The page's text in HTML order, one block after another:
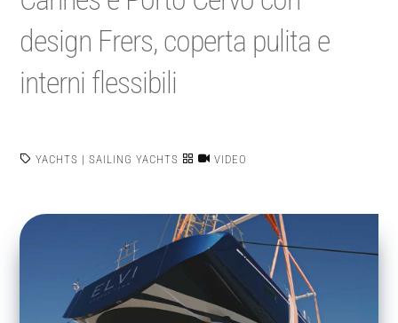
design Frers, coperta pulita e
interni flessibili
YACHTS |SAILING YACHTS VIDEO